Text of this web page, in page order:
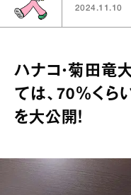
2024.11.10
ハナコ・菊田竜
ては、70％くら
を大公開！